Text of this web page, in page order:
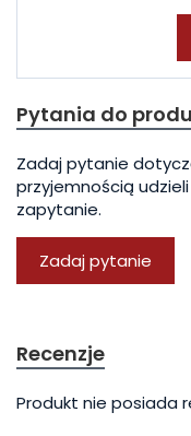
Pytania do
Zadaj pytanie
przyjemnością
zapytanie.
Zadaj pytanie
Recenzje
Produkt nie posiada